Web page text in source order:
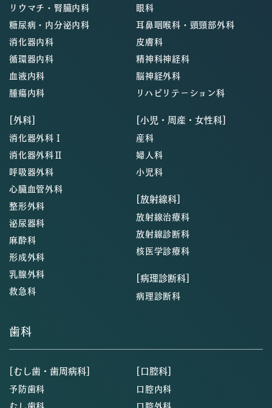
リウマチ・腎臓内科
糖尿病・内分泌内科
消化器内科
循環器内科
血液内科
腫瘍内科
[外科]
消化器外科Ⅰ
消化器外科Ⅱ
呼吸器外科
心臓血管外科
整形外科
泌尿器科
麻酔科
形成外科
乳腺外科
救急科
眼科
耳鼻咽喉科・頭頸部外科
皮膚科
精神科神経科
脳神経外科
リハビリテーション科
[小児・周産・女性科]
産科
婦人科
小児科
[放射線科]
放射線治療科
放射線診断科
核医学診療科
[病理診断科]
病理診断科
歯科
[むし歯・歯周病科]
予防歯科
[口腔科]
口腔内科